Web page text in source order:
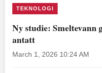
TEKNOLOGI
Ny studie:
antatt
March 1, 2026 10:24 AM